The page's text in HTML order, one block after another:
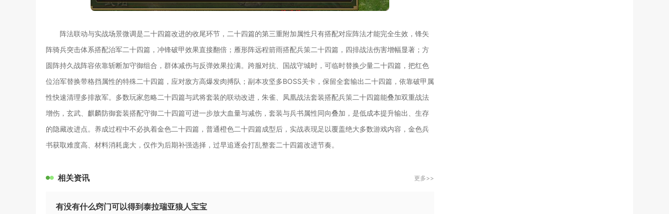
阵法联动与实战场景微调是二十四篇改进的收尾环节，二十四篇的第三重附加属性只有搭配对应阵法才能完全生效，锋矢
阵骑兵突击体系搭配治军二十四篇，冲锋破甲效果直接翻倍；雁形阵远程箭雨搭配兵策二十四篇，四排战法伤害增幅显著；方
圆阵持久战阵容依靠斩断加守御组合，群体减伤与反弹效果拉满。跨服对抗、国战守城时，可临时替换少量二十四篇，把红色
位治军替换带格挡属性的特殊二十四篇，应对敌方高爆发肉搏队；副本攻坚多BOSS关卡，保留全套输出二十四篇，依靠破甲属
性快速清理多排敌军。多数玩家忽略二十四篇与武将套装的联动改进，朱雀、凤凰战法套装搭配兵策二十四篇能叠加双重战法
增伤，玄武、麒麟防御套装搭配守御二十四篇可进一步放大血量与减伤，套装与兵书属性同向叠加，是低成本提升输出、生存
的隐藏改进点。养成过程中不必执着金色二十四篇，普通橙色二十四篇成型后，实战表现足以覆盖绝大多数游戏内容，金色兵
书获取难度高、材料消耗庞大，仅作为后期补强选择，过早追逐会打乱整套二十四篇改进节奏。
相关资讯 更多>>
有没有什么窍门可以得到泰拉瑞亚狼人宝宝